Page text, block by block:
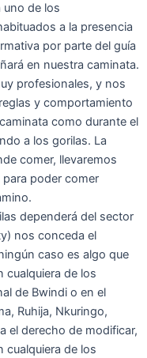
uno de los
a la presencia
por parte del guía
en nuestra caminata.
profesionales, y nos
y comportamiento
como durante el
a los gorilas. La
comer, llevaremos
poder comer
dependerá del sector
nos conceda el
caso es algo que
cualquiera de los
de Bwindi o en el
Ruhija, Nkuringo,
el derecho de modificar,
cualquiera de los